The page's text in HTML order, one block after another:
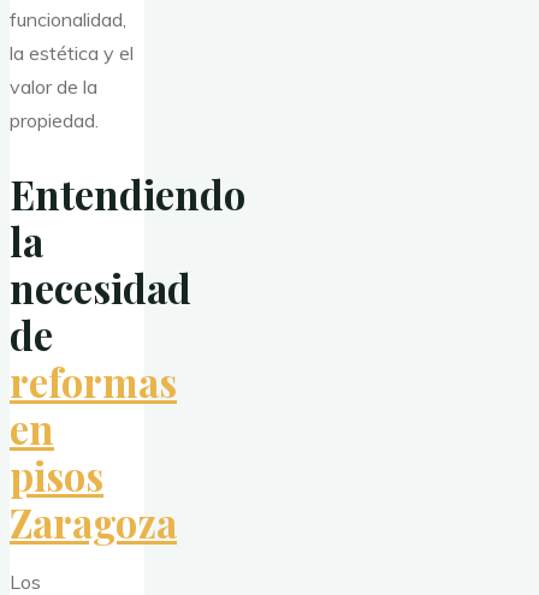
funcionalidad,
la estética y el
valor de la
propiedad.
Entendiendo
la
necesidad
de
reformas
en
pisos
Zaragoza
Los